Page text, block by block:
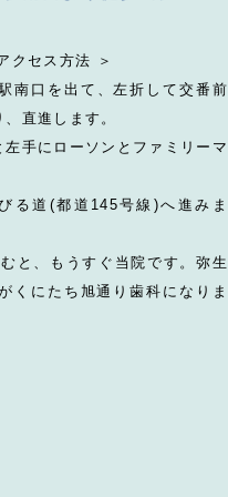
クセス方法 ＞
南口を出て、左折して交番前
直進します。
手にローソンとファミリーマ
る道(都道145号線)へ進みま
と、もうすぐ当院です。弥生
くにたち旭通り歯科になりま